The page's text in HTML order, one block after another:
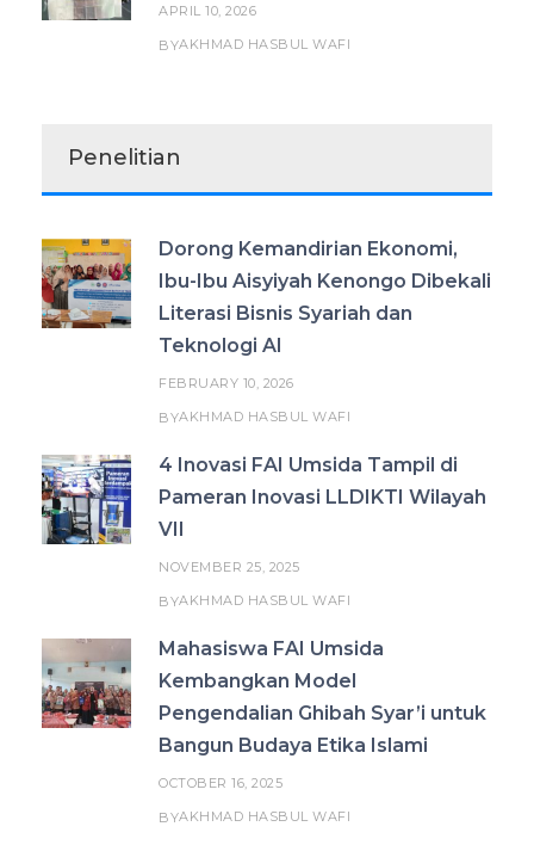
APRIL 10, 2026
BYAKHMAD HASBUL WAFI
Penelitian
Dorong Kemandirian Ekonomi,
Ibu-Ibu Aisyiyah Kenongo Dibekali
Literasi Bisnis Syariah dan
Teknologi AI
FEBRUARY 10, 2026
BYAKHMAD HASBUL WAFI
4 Inovasi FAI Umsida Tampil di
Pameran Inovasi LLDIKTI Wilayah
VII
NOVEMBER 25, 2025
BYAKHMAD HASBUL WAFI
Mahasiswa FAI Umsida
Kembangkan Model
Pengendalian Ghibah Syar’i untuk
Bangun Budaya Etika Islami
OCTOBER 16, 2025
BYAKHMAD HASBUL WAFI